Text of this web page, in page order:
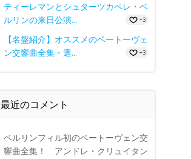
ティーレマンとシュターツカペレ・ベ
ルリンの来日公演...
+3
【名盤紹介】オススメのベートーヴェ
ン交響曲全集・選...
+3
最近のコメント
ベルリンフィル初のベートーヴェン交
響曲全集！ アンドレ・クリュイタン